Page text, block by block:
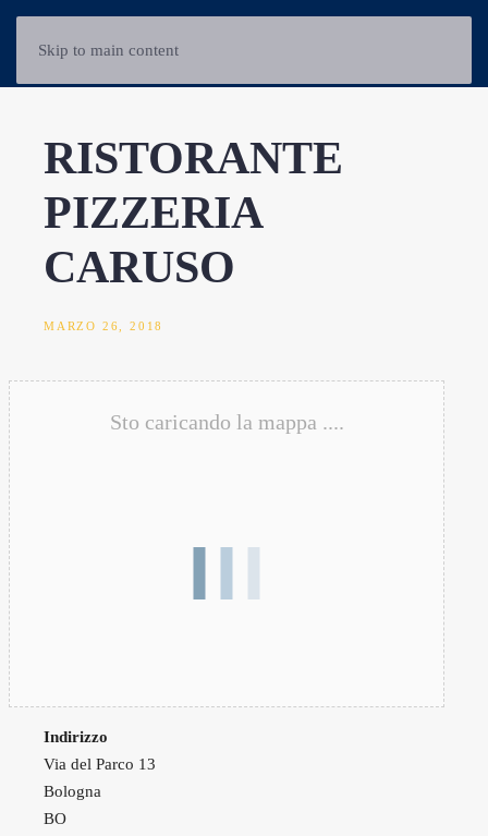
Skip to main content
RISTORANTE
PIZZERIA
CARUSO
MARZO 26, 2018
Sto caricando la mappa ....
Indirizzo
Via del Parco 13
Bologna
BO